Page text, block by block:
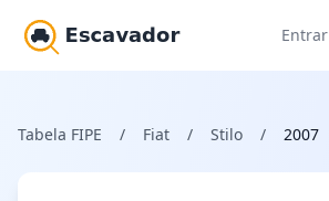
Entrar
Tabela FIPE / Fiat / Stilo / 2007